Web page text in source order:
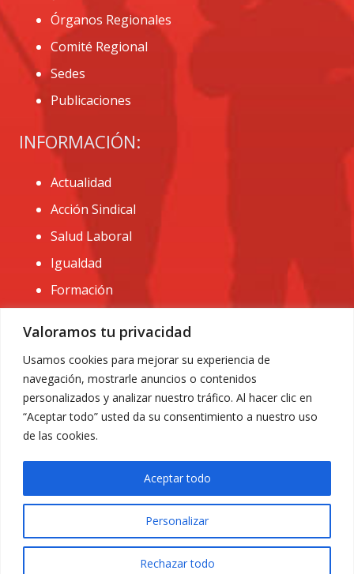
Valoramos tu privacidad
Usamos cookies para mejorar su experiencia de
navegación, mostrarle anuncios o contenidos
personalizados y analizar nuestro tráfico. Al hacer clic en
“Aceptar todo” usted da su consentimiento a nuestro uso
de las cookies.
Personalizar
Rechazar todo
Aceptar todo
Órganos Regionales
Comité Regional
Sedes
Publicaciones
INFORMACIÓN:
Actualidad
Acción Sindical
Salud Laboral
Igualdad
Formación
CONTACTO:
administracion@usomurcia.org
968 25 01 20
C/ Huerto de las bombas nº6. 30009 Murcia
Privacidad|
© 2018 Todos los derechos reservados. Diseño web
ACRILONIA